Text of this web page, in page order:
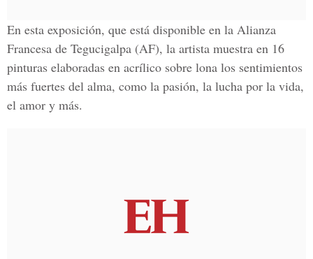
En esta exposición, que está disponible en la Alianza
Francesa de Tegucigalpa (AF), la artista muestra en 16
pinturas elaboradas en acrílico sobre lona los sentimientos
más fuertes del alma, como la pasión, la lucha por la vida,
el amor y más.